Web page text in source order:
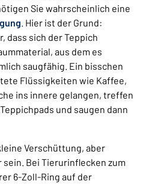
Sie wahrscheinlich eine
. Hier ist der Grund:
dass sich der Teppich
aus dem es
saugfähig. Ein bisschen
Flüssigkeiten wie Kaffee,
ins innere gelangen, treffen
und saugen dann
Verschüttung, aber
Bei Tierurinflecken zum
6-Zoll-Ring auf der